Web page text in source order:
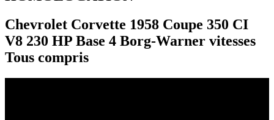
Chevrolet Corvette 1958 Coupe 350 CI
V8 230 HP Base 4 Borg-Warner vitesses
Tous compris